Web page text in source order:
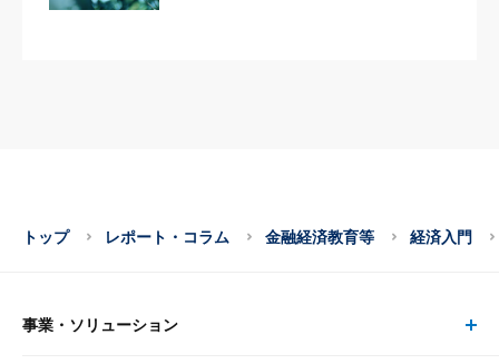
トップ レポート・コラム 金融経済教育等 経済入門
事業・ソリューション